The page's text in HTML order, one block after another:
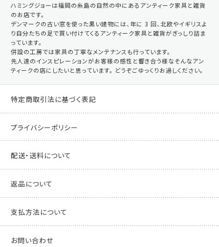
ハミングジョーは福岡の糸島の自然の中にあるアンティーク家具と雑貨
のお店です。
デンマークの古い窓を使った黒い建物には、年に 3 回、北欧やイギリスよ
り自分たちの足で買い付けてくるアンティーク家具と雑貨がぎっしり詰ま
っています。
併設の工房では家具の丁寧なメンテナンスも行っています。
先人達のインスピレーションがお客様の感性と響き合う様なそんなアン
ティークの店にしたいと思っています。 どうぞごゆっくりお過しください。
特定商取引法に基づく表記
プライバシーポリシー
配送・送料について
返品について
支払方法について
お問い合わせ